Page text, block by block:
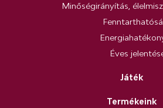
Minőségirányítás,
Éves
Játék
Termékeink